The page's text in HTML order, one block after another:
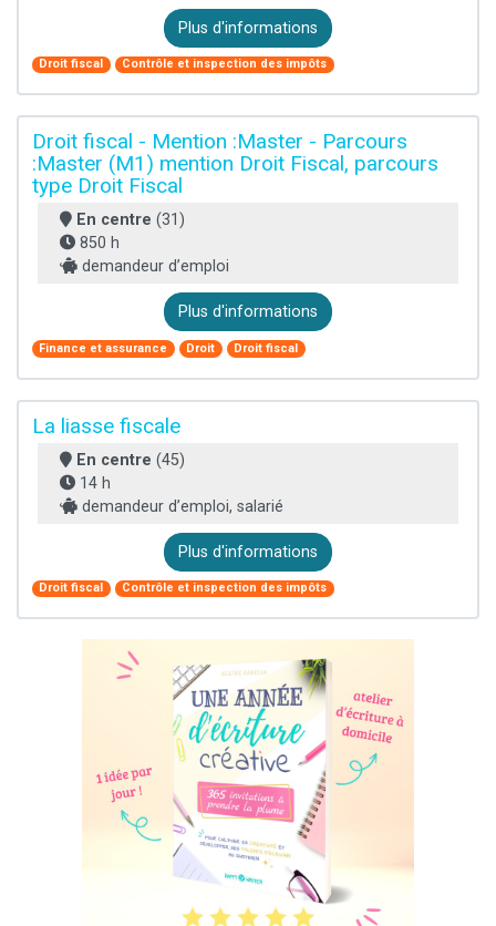
Plus d'informations
Droit fiscal Contrôle et inspection des impôts
Droit fiscal - Mention :Master - Parcours
:Master (M1) mention Droit Fiscal, parcours
type Droit Fiscal
En centre (31)
850 h
demandeur d’emploi
Plus d'informations
Finance et assurance Droit Droit fiscal
La liasse fiscale
En centre (45)
14 h
demandeur d’emploi, salarié
Plus d'informations
Droit fiscal Contrôle et inspection des impôts